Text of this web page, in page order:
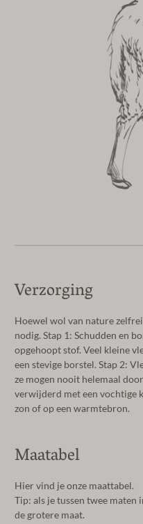
Verzorging
Hoewel wol van nature
nodig. Stap 1: Schudden en
opgehoopt stof. Veel kleine
een stevige borstel. Stap 2:
ze mogen nooit helemaal
verwijderd met een vochtige
zon of op een warmtebron.
Maatabel
Hier vind je onze maattabel.
Tip: als je tussen twee maten
de grotere maat.